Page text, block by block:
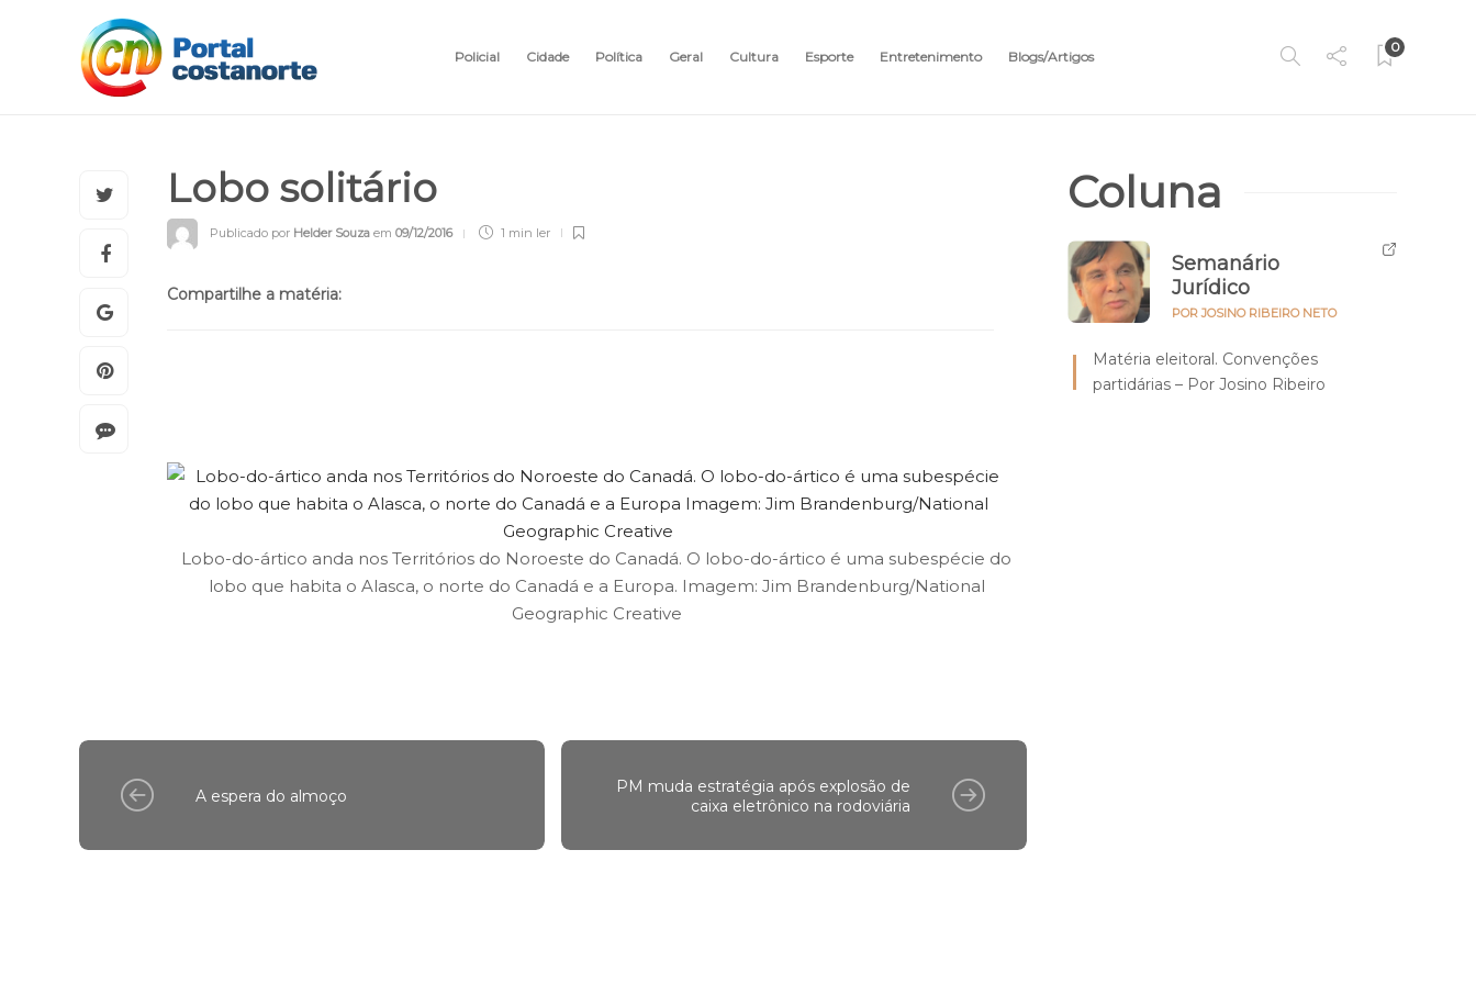
Policial Cidade Política Geral Cultura Esporte Entretenimento Blogs/Artigos
0
Lobo solitário
Publicado por Helder Souza em 09/12/2016 1 min ler
Compartilhe a matéria:
Lobo-do-ártico anda nos Territórios do Noroeste do Canadá. O lobo-do-ártico é uma subespécie do
lobo que habita o Alasca, o norte do Canadá e a Europa. Imagem: Jim Brandenburg/National
Geographic Creative
A espera do almoço
PM muda estratégia após explosão de
caixa eletrônico na rodoviária
Coluna
Semanário
Jurídico
POR JOSINO RIBEIRO NETO
Matéria eleitoral. Convenções
partidárias – Por Josino Ribeiro